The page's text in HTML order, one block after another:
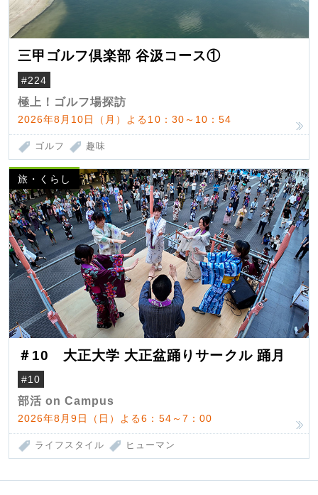
三甲ゴルフ倶楽部 谷汲コース①
#224
極上！ゴルフ場探訪
2026年8月10日（月）よる10：30～10：54
ゴルフ 趣味
旅・くらし
＃10 大正大学 大正盆踊りサークル 踊月
#10
部活 on Campus
2026年8月9日（日）よる6：54～7：00
ライフスタイル ヒューマン